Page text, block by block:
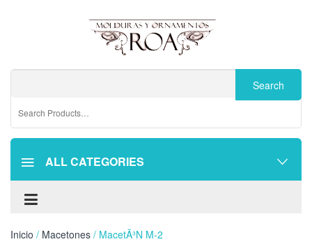
ALL CATEGORIES
Inicio / Macetones / MacetÃ³n M-2